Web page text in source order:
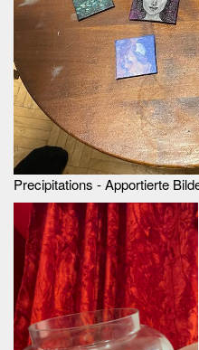
Precipitations - Apportierte